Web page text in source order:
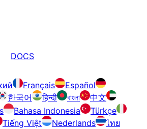
DOCS
Français
Español
한국어 हिन्दी বাংলা
中文
Bahasa Indonesia
Türkçe
Tiếng Việt Nederlands
ไทย